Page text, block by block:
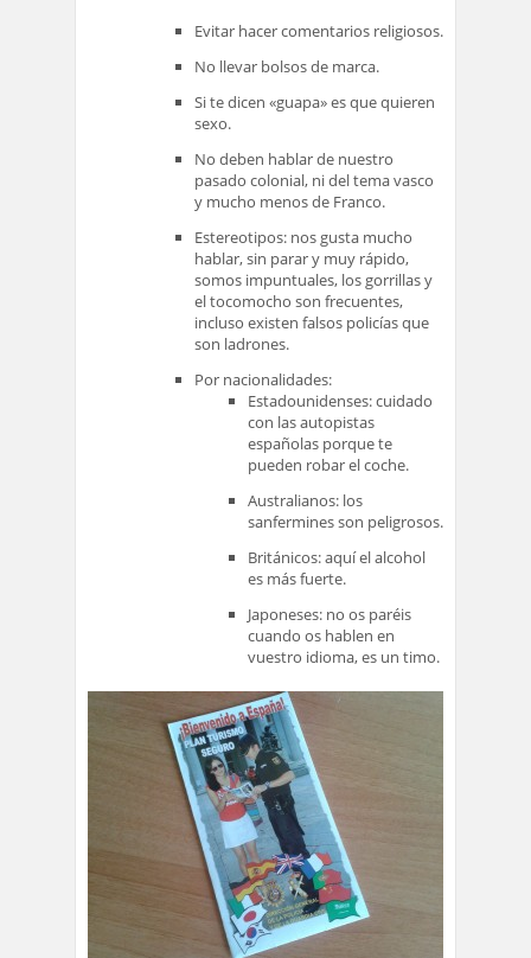
Evitar hacer comentarios religiosos.
No llevar bolsos de marca.
Si te dicen «guapa» es que quieren
sexo.
No deben hablar de nuestro
pasado colonial, ni del tema vasco
y mucho menos de Franco.
Estereotipos: nos gusta mucho
hablar, sin parar y muy rápido,
somos impuntuales, los gorrillas y
el tocomocho son frecuentes,
incluso existen falsos policías que
son ladrones.
Por nacionalidades:
Estadounidenses: cuidado
con las autopistas
españolas porque te
pueden robar el coche.
Australianos: los
sanfermines son peligrosos.
Británicos: aquí el alcohol
es más fuerte.
Japoneses: no os paréis
cuando os hablen en
vuestro idioma, es un timo.